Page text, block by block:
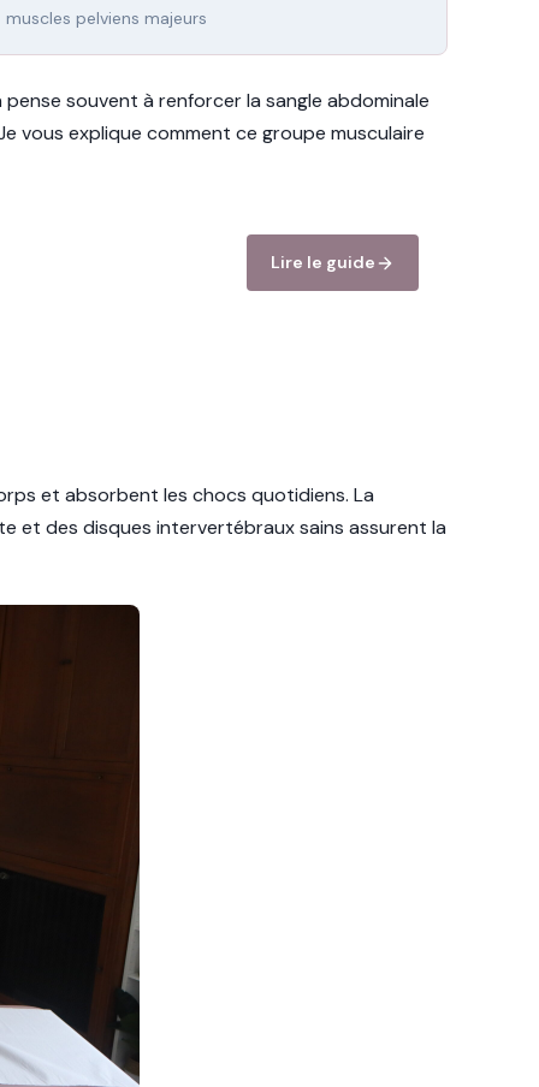
muscles pelviens majeurs
pense souvent à renforcer la sangle abdominale
vous explique comment ce groupe musculaire
Lire le guide
et absorbent les chocs quotidiens. La
et des disques intervertébraux sains assurent la